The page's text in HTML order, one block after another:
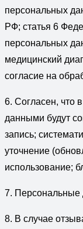
персональных
РФ; статья 6
персональных
медицинский
согласие на
6. Согласен, что
данными будут
запись;
уточнение
использование;
7. Персональные
8. В случае